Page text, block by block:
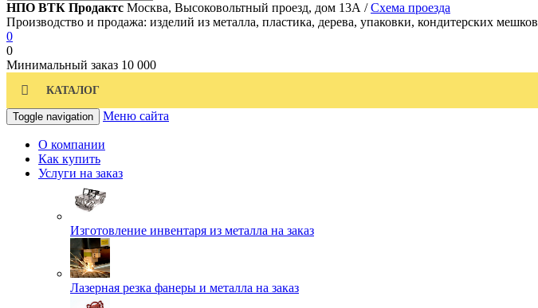
НПО ВТК Продактс Москва, Высоковольтный проезд, дом 13А /Схема проезда
Производство и продажа: изделий из металла, пластика, дерева, упаковки, кондитерских мешков
0
0
Минимальный заказ 10 000
КАТАЛОГ
Toggle navigation Меню сайта
О компании
Как купить
Услуги на заказ
Изготовление инвентаря из металла на заказ
Лазерная резка фанеры и металла на заказ